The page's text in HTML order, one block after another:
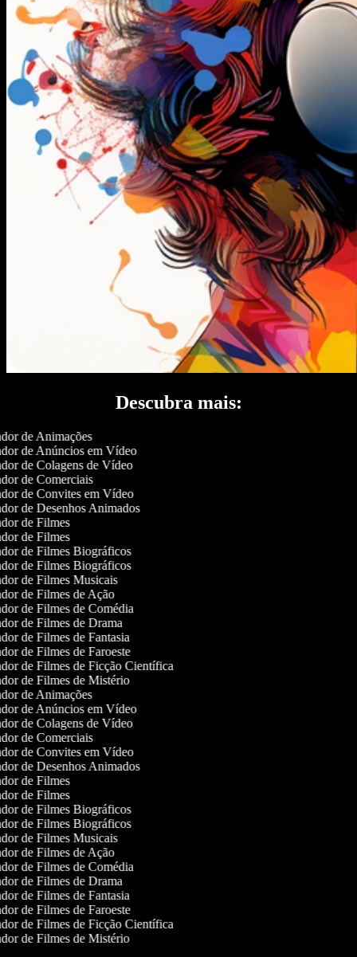
Descubra mais:
de Animações
de Anúncios em Vídeo
de Colagens de Vídeo
de Comerciais
de Convites em Vídeo
de Desenhos Animados
de Filmes
de Filmes
de Filmes Biográficos
de Filmes Biográficos
de Filmes Musicais
de Filmes de Ação
de Filmes de Comédia
de Filmes de Drama
de Filmes de Fantasia
de Filmes de Faroeste
de Filmes de Ficção Científica
de Filmes de Mistério
de Animações
de Anúncios em Vídeo
de Colagens de Vídeo
de Comerciais
de Convites em Vídeo
de Desenhos Animados
de Filmes
de Filmes
de Filmes Biográficos
de Filmes Biográficos
de Filmes Musicais
de Filmes de Ação
de Filmes de Comédia
de Filmes de Drama
de Filmes de Fantasia
de Filmes de Faroeste
de Filmes de Ficção Científica
de Filmes de Mistério